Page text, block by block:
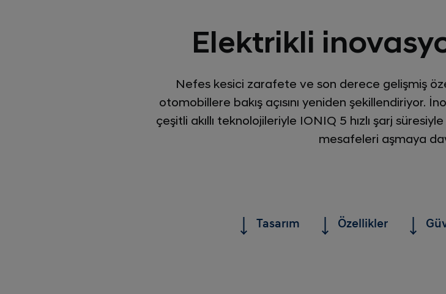
Elektrikli
Nefes kesici zarafete ve son derece gelişmiş
otomobillere bakış açısını yeniden şekillendiriyor.
çeşitli akıllı teknolojileriyle IONIQ 5 hızlı şarj
mesafeleri aşmaya
Tasarım Özellikler